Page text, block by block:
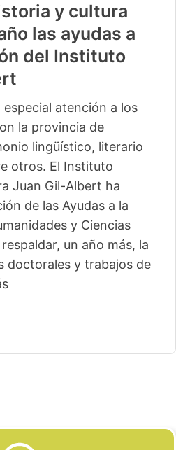
y cultura
las ayudas a
del Instituto
atención a los
la provincia de
lingüístico, literario
otros. El Instituto
Juan Gil-Albert ha
de las Ayudas a la
y Ciencias
un año más, la
doctorales y trabajos de